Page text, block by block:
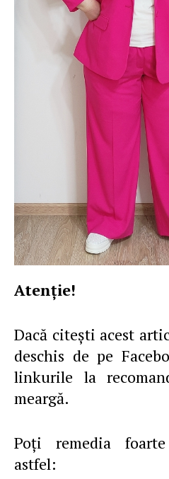
Atenţie!
Dacă citeşti acest
deschis de pe
linkurile la
meargă.
Poţi remedia
astfel: